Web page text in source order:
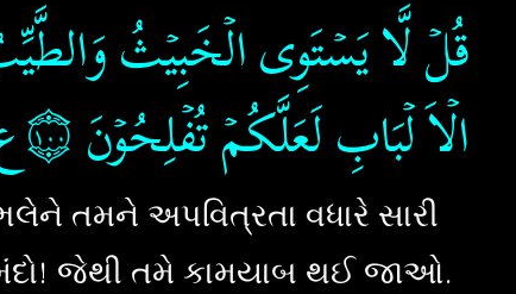
قُلۡ لَّا يَسۡتَوِى الۡخَبِيۡثُ
الۡاَ لۡبَابِ لَعَلَّكُمۡ تُفۡلِحُوۡنَ‏۝١٠٠ع
તમને અપવિત્રતા વધારે સારી
જેથી તમે કામયાબ થઈ જાઓ.